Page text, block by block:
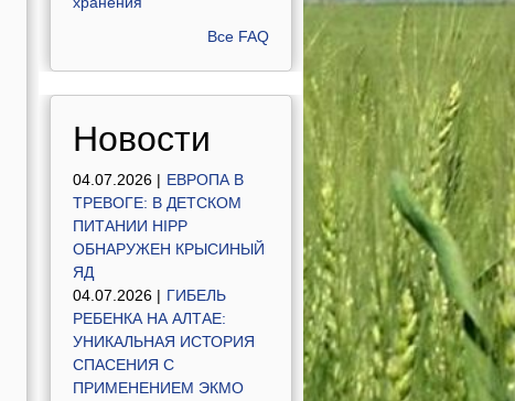
Все FAQ
Новости
04.07.2026 | ЕВРОПА В
ТРЕВОГЕ: В ДЕТСКОМ
ПИТАНИИ HIPP
ОБНАРУЖЕН КРЫСИНЫЙ
ЯД
04.07.2026 | ГИБЕЛЬ
РЕБЕНКА НА АЛТАЕ:
УНИКАЛЬНАЯ ИСТОРИЯ
СПАСЕНИЯ С
ПРИМЕНЕНИЕМ ЭКМО